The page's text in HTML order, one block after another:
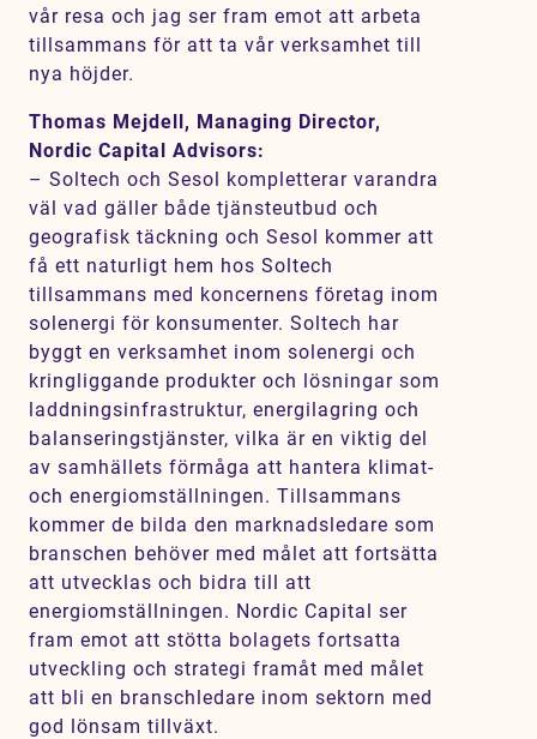
vår resa och jag ser fram emot att arbeta
tillsammans för att ta vår verksamhet till
nya höjder.
Thomas Mejdell, Managing Director,
Nordic Capital Advisors:
– Soltech och Sesol kompletterar varandra
väl vad gäller både tjänsteutbud och
geografisk täckning och Sesol kommer att
få ett naturligt hem hos Soltech
tillsammans med koncernens företag inom
solenergi för konsumenter. Soltech har
byggt en verksamhet inom solenergi och
kringliggande produkter och lösningar som
laddningsinfrastruktur, energilagring och
balanseringstjänster, vilka är en viktig del
av samhällets förmåga att hantera klimat-
och energiomställningen. Tillsammans
kommer de bilda den marknadsledare som
branschen behöver med målet att fortsätta
att utvecklas och bidra till att
energiomställningen. Nordic Capital ser
fram emot att stötta bolagets fortsatta
utveckling och strategi framåt med målet
att bli en branschledare inom sektorn med
god lönsam tillväxt.